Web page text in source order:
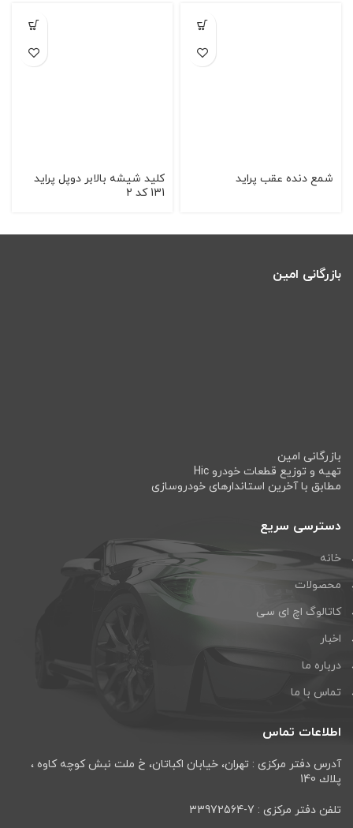
شمع دنده عقب پراید
کلید شیشه بالابر دوپل پراید
131 کد 2
بازرگانی امین
بازرگانی امین
تهیه و توزیع قطعات خودرو Hic
مطابق با آخرین استاندارهای خودروسازی
دسترسی سریع
خانه
محصولات
کاتالوگ اچ ای سی
اخبار
درباره ما
تماس با ما
اطلاعات تماس
آدرس دفتر مرکزی : تهران، خيابان اكباتان، خ ملت نبش كوچه كاوه ،
پلاك 140
تلفن دفتر مرکزی : 7-33972564